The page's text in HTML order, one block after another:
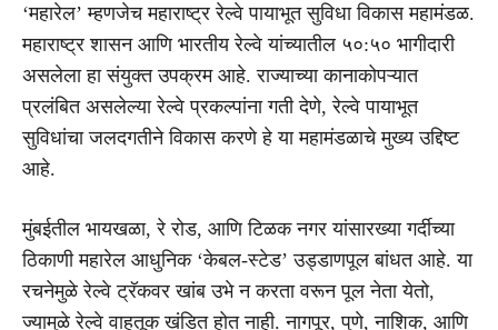
‘महारेल’ म्हणजेच महाराष्ट्र रेल्वे पायाभूत सुविधा विकास महामंडळ.
महाराष्ट्र शासन आणि भारतीय रेल्वे यांच्यातील ५०:५० भागीदारी
असलेला हा संयुक्त उपक्रम आहे. राज्याच्या कानाकोपऱ्यात
प्रलंबित असलेल्या रेल्वे प्रकल्पांना गती देणे, रेल्वे पायाभूत
सुविधांचा जलदगतीने विकास करणे हे या महामंडळाचे मुख्य उद्दिष्ट
आहे.
मुंबईतील भायखळा, रे रोड, आणि टिळक नगर यांसारख्या गर्दीच्या
ठिकाणी महारेल आधुनिक ‘केबल-स्टेड’ उड्डाणपूल बांधत आहे. या
रचनेमुळे रेल्वे ट्रॅकवर खांब उभे न करता वरून पूल नेता येतो,
ज्यामुळे रेल्वे वाहतूक खंडित होत नाही. नागपूर, पुणे, नाशिक, आणि